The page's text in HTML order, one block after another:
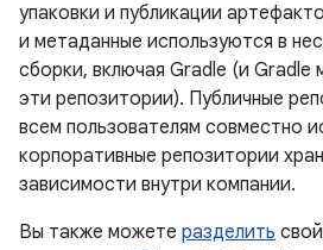
упаковки и публикации
и метаданные используются в
сборки, включая Gradle (и Gradle
эти репозитории). Публичные
всем пользователям совместно
корпоративные репозитории
зависимости внутри компании.
Вы также можете разделить